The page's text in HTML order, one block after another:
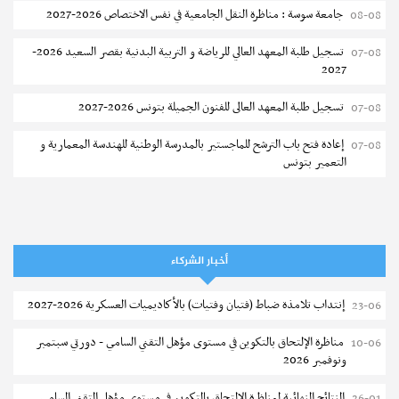
08-08 جامعة سوسة : مناظرة النقل الجامعية في نفس الاختصاص 2026-2027
07-08
تسجيل طلبة المعهد العالي للرياضة و التربية البدنية بقصر السعيد 2026-
2027
07-08 تسجيل طلبة المعهد العالى للفنون الجميلة بتونس 2026-2027
07-08 إعادة فتح باب الترشح للماجستير بالمدرسة الوطنية للهندسة المعمارية و
التعمير بتونس
المعهد العالي للعلوم التطبيقية والتكنولوجيا بالقيروان : الترشح للماجستير
2026-2027
06-08 الترشح للماجستير بالمعهد العالي لمهن الموضة بالمنستير 2026-2027
أخبار الشركاء
23-06 إنتداب تلامذة ضباط (فتيان وفتيات) بالأكاديميات العسكرية 2026-2027
10-06 مناظرة الإلتحاق بالتكوين في مستوى مؤهل التقني السامي - دورتي سبتمبر
ونوفمبر 2026